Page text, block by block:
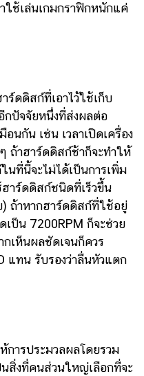
ใช้เล่นเกมกราฟิกหนักแค่
ดิสก์ที่เอาไว้ใช้เก็บ
กปัจจัยหนึ่งที่ส่งผลต่อ
อนกัน เช่น เวลาเปิดเครื่อง
ถ้าฮาร์ดดิสก์ช้าก็จะทำให้
นที่นี้จะไม่ได้เป็นการเพิ่ม
าร์ดดิสก์ชนิดที่เร็วขึ้น
) ถ้าหากฮาร์ดดิสก์ที่ใช้อยู่
เป็น 7200RPM ก็จะช่วย
เห็นผลชัดเจนก็ควร
แทน รับรองว่าลื่นหัวแตก
รประมวลผลโดยรวม
สิ่งที่คนส่วนใหญ่เลือกที่จะ